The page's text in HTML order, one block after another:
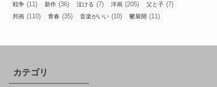
戦争 (11) 新作 (36) 泣ける (7) 洋画 (205) 父と子 (7)
邦画 (110) 青春 (35) 音楽がいい (10) 鬱展開 (11)
カテゴリ